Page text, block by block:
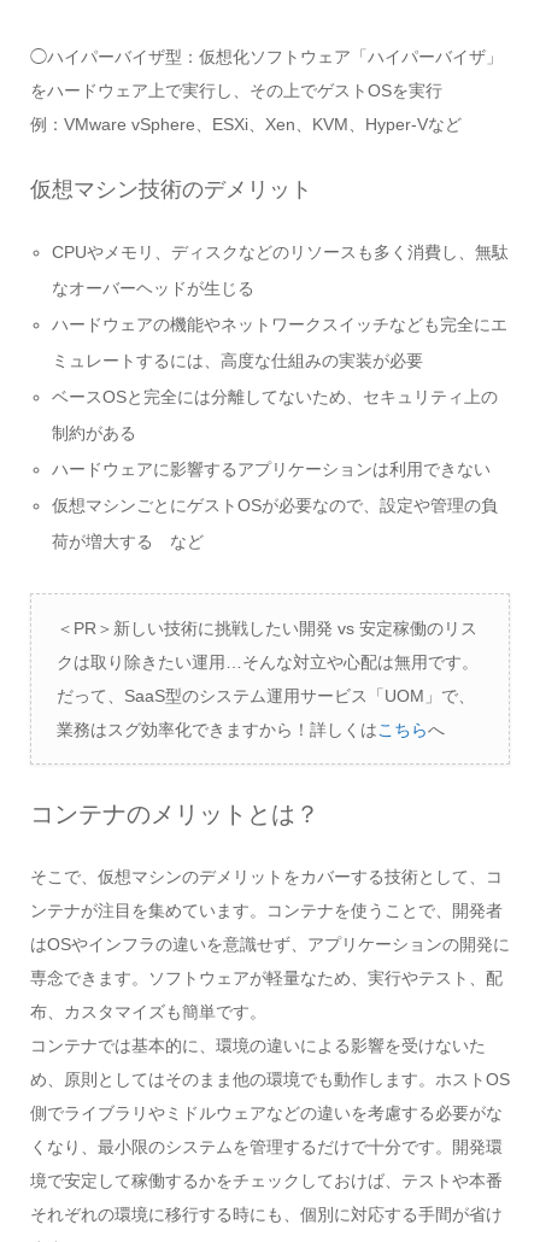
◯ハイパーバイザ型：仮想化ソフトウェア「ハイパーバイザ」
をハードウェア上で実行し、その上でゲストOSを実行
例：VMware vSphere、ESXi、Xen、KVM、Hyper-Vなど
仮想マシン技術のデメリット
CPUやメモリ、ディスクなどのリソースも多く消費し、無駄
なオーバーヘッドが生じる
ハードウェアの機能やネットワークスイッチなども完全にエ
ミュレートするには、高度な仕組みの実装が必要
ベースOSと完全には分離してないため、セキュリティ上の
制約がある
ハードウェアに影響するアプリケーションは利用できない
仮想マシンごとにゲストOSが必要なので、設定や管理の負
荷が増大する など
＜PR＞新しい技術に挑戦したい開発 vs 安定稼働のリス
クは取り除きたい運用…そんな対立や心配は無用です。
だって、SaaS型のシステム運用サービス「UOM」で、
業務はスグ効率化できますから！詳しくはこちらへ
コンテナのメリットとは？
そこで、仮想マシンのデメリットをカバーする技術として、コ
ンテナが注目を集めています。コンテナを使うことで、開発者
はOSやインフラの違いを意識せず、アプリケーションの開発に
専念できます。ソフトウェアが軽量なため、実行やテスト、配
布、カスタマイズも簡単です。
コンテナでは基本的に、環境の違いによる影響を受けないた
め、原則としてはそのまま他の環境でも動作します。ホストOS
側でライブラリやミドルウェアなどの違いを考慮する必要がな
くなり、最小限のシステムを管理するだけで十分です。開発環
境で安定して稼働するかをチェックしておけば、テストや本番
それぞれの環境に移行する時にも、個別に対応する手間が省け